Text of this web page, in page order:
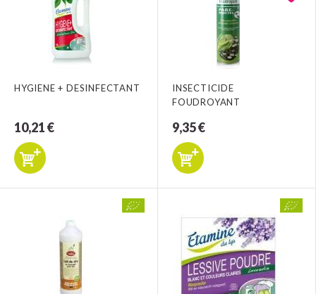
HYGIENE + DESINFECTANT
10,21 €
INSECTICIDE
FOUDROYANT
9,35 €